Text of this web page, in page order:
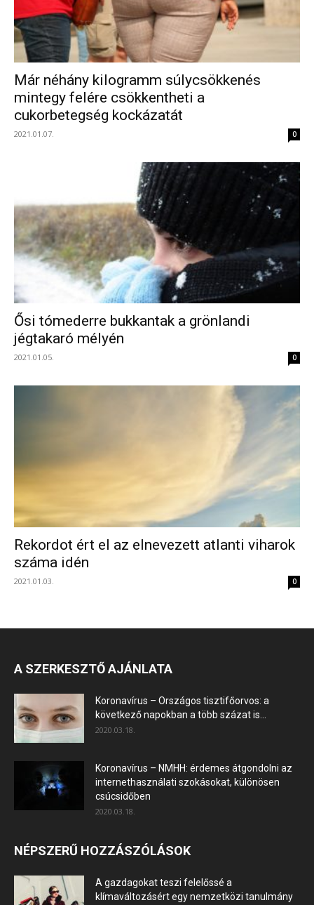
Már néhány kilogramm súlycsökkenés
mintegy felére csökkentheti a
cukorbetegség kockázatát
2021.01.07. 0
Ősi tómederre bukkantak a grönlandi
jégtakaró mélyén
2021.01.05. 0
Rekordot ért el az elnevezett atlanti viharok
száma idén
2021.01.03. 0
A SZERKESZTŐ AJÁNLATA
Koronavírus – Országos tisztifőorvos: a
következő napokban a több százat is...
2020.03.18.
Koronavírus – NMHH: érdemes átgondolni az
internethasználati szokásokat, különösen
csúcsidőben
2020.03.18.
NÉPSZERŰ HOZZÁSZÓLÁSOK
A gazdagokat teszi felelőssé a
klímaváltozásért egy nemzetközi tanulmány